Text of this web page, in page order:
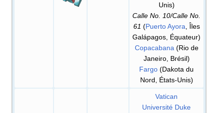
Unis)
Calle No. 10/Calle No.
61 (Puerto Ayora , Îles
Galápagos, Équateur)
Copacabana (Rio de
Janeiro, Brésil)
Fargo (Dakota du
Nord, États-Unis)
Vatican
Université Duke